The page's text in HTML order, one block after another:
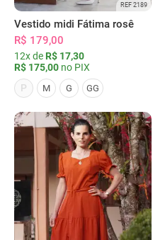
REF 2189
Vestido midi Fátima rosê
R$ 179,00
12x de R$ 17,30
R$ 175,00 no PIX
P
M G GG